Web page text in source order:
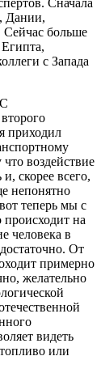
Сначала
Дании,
больше
с Запада
приходил
воздействие
скорее всего,
непонятно
теперь мы с
на
человека в
От
примерно
желательно
видеть
или